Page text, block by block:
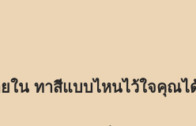
ใน ทาสีแบบไหนไว้ใจคุณไ